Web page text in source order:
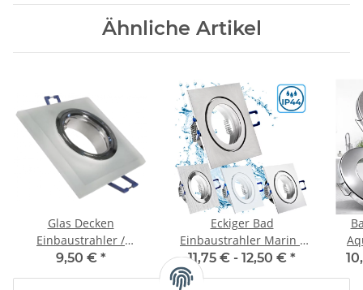
Ähnliche Artikel
Glas Decken
Einbaustrahler /
Milchglas / 230V / Starr /
90x90mm / für 50mm
9,50 € *
Eckiger Bad
Einbaustrahler Marin /
230Volt / IP44 / Ohne
LED Leuchtmittel
11,75 € - 12,50 € *